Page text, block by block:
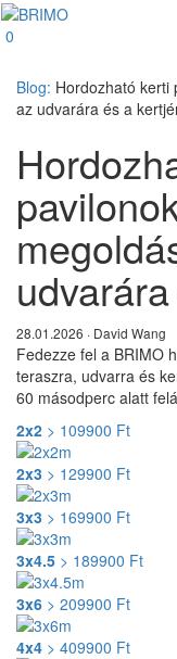
0
Blog: Hordozható kerti
az udvarára és a
28.01.2026 · David Wang
Fedezze fel a BRIMO
teraszra, udvarra és
60 másodperc alatt
2x2 > 109900 Ft
2x3 > 129900 Ft
3x3 > 169900 Ft
3x4.5 > 189900 Ft
3x6 > 209900 Ft
4x4 > 409900 Ft